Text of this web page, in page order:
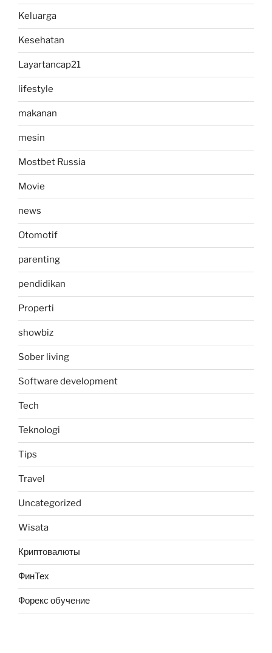
Keluarga
Kesehatan
Layartancap21
lifestyle
makanan
mesin
Mostbet Russia
Movie
news
Otomotif
parenting
pendidikan
Properti
showbiz
Sober living
Software development
Tech
Teknologi
Tips
Travel
Uncategorized
Wisata
Криптовалюты
ФинТех
Форекс обучение